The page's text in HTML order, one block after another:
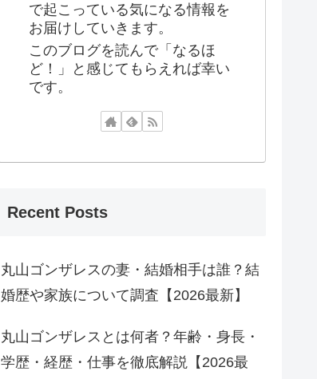
で起こっている気になる情報を
お届けしていきます。
このブログを読んで「なるほ
ど！」と感じてもらえれば幸い
です。
Recent Posts
丸山ゴンザレスの妻・結婚相手は誰？結
婚歴や家族について調査【2026最新】
丸山ゴンザレスとは何者？年齢・身長・
学歴・経歴・仕事を徹底解説【2026最